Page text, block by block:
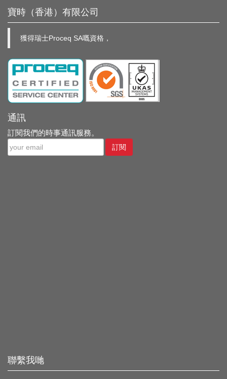
寶時（香港）有限公司
獲得瑞士Proceq SA嘅資格，
通訊
訂閱我們的時事通訊服務。
訂閱
聯繫我哋